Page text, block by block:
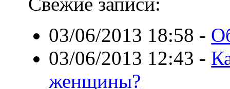
03/06/2013 18:58 -
03/06/2013 12:43 -
женщины?